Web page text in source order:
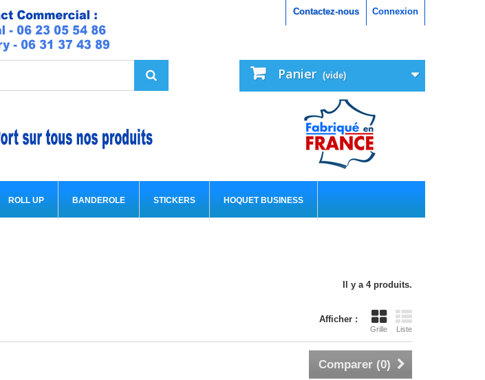
Connexion
Contactez-nous
Panier (vide)
ROLL UP BANDEROLE STICKERS HOQUET BUSINESS
Il y a 4 produits.
Afficher :
Grille Liste
Comparer (0)